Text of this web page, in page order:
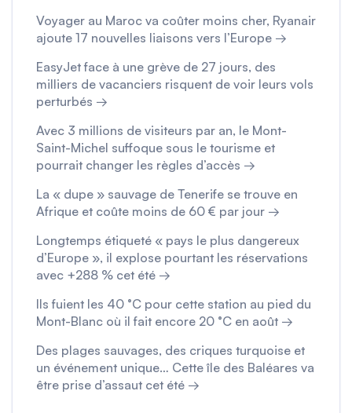
Voyager au Maroc va coûter moins cher, Ryanair
ajoute 17 nouvelles liaisons vers l’Europe →
EasyJet face à une grève de 27 jours, des
milliers de vacanciers risquent de voir leurs vols
perturbés →
Avec 3 millions de visiteurs par an, le Mont-
Saint-Michel suffoque sous le tourisme et
pourrait changer les règles d’accès →
La « dupe » sauvage de Tenerife se trouve en
Afrique et coûte moins de 60 € par jour →
Longtemps étiqueté « pays le plus dangereux
d’Europe », il explose pourtant les réservations
avec +288 % cet été →
Ils fuient les 40 °C pour cette station au pied du
Mont-Blanc où il fait encore 20 °C en août →
Des plages sauvages, des criques turquoise et
un événement unique… Cette île des Baléares va
être prise d’assaut cet été →